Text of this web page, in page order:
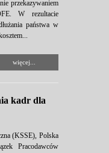
przekazywaniem
W rezultacie
państwa w
więcej...
kadr dla
(KSSE), Polska
Pracodawców